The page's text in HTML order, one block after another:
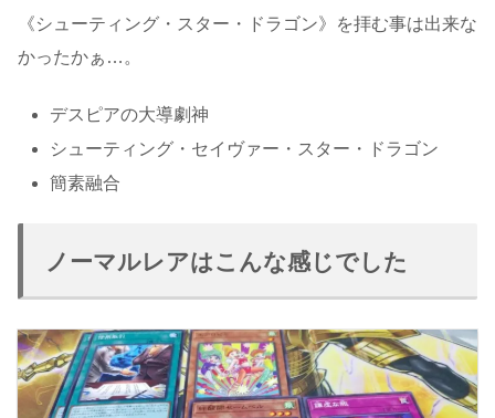
《シューティング・スター・ドラゴン》を拝む事は出来な
かったかぁ…。
デスピアの大導劇神
シューティング・セイヴァー・スター・ドラゴン
簡素融合
ノーマルレアはこんな感じでした